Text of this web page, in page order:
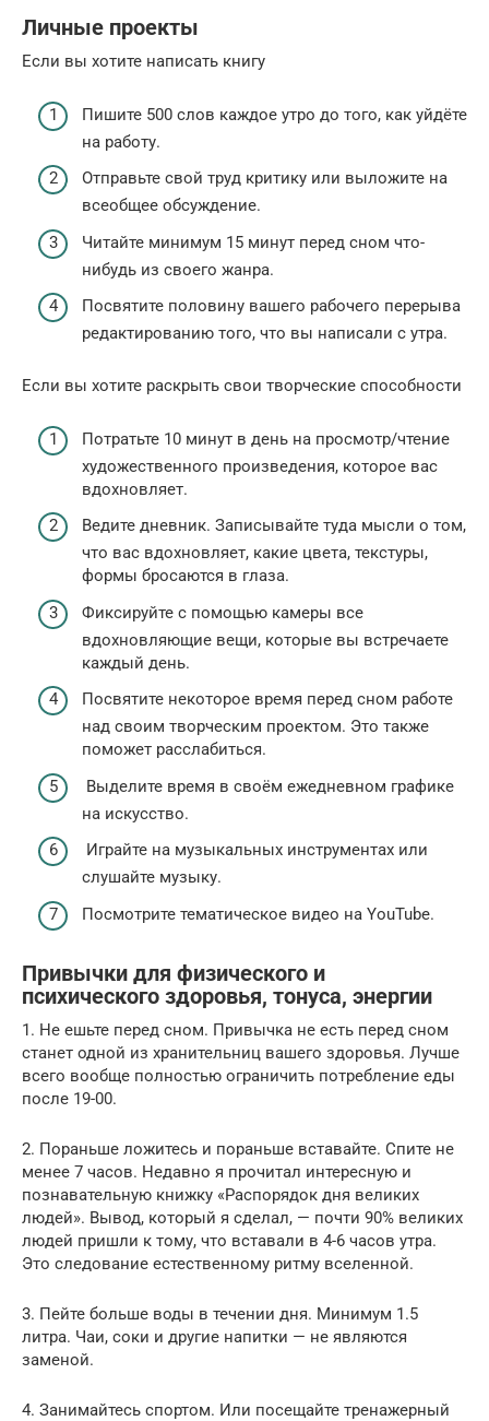
Личные проекты
Если вы хотите написать книгу
Пишите 500 слов каждое утро до того, как уйдёте
на работу.
Отправьте свой труд критику или выложите на
всеобщее обсуждение.
Читайте минимум 15 минут перед сном что-
нибудь из своего жанра.
Посвятите половину вашего рабочего перерыва
редактированию того, что вы написали с утра.
Если вы хотите раскрыть свои творческие способности
Потратьте 10 минут в день на просмотр/чтение
художественного произведения, которое вас
вдохновляет.
Ведите дневник. Записывайте туда мысли о том,
что вас вдохновляет, какие цвета, текстуры,
формы бросаются в глаза.
Фиксируйте с помощью камеры все
вдохновляющие вещи, которые вы встречаете
каждый день.
Посвятите некоторое время перед сном работе
над своим творческим проектом. Это также
поможет расслабиться.
Выделите время в своём ежедневном графике
на искусство.
Играйте на музыкальных инструментах или
слушайте музыку.
Посмотрите тематическое видео на YouTube.
Привычки для физического и
психического здоровья, тонуса, энергии
1. Не ешьте перед сном. Привычка не есть перед сном
станет одной из хранительниц вашего здоровья. Лучше
всего вообще полностью ограничить потребление еды
после 19-00.
2. Пораньше ложитесь и пораньше вставайте. Спите не
менее 7 часов. Недавно я прочитал интересную и
познавательную книжку «Распорядок дня великих
людей». Вывод, который я сделал, — почти 90% великих
людей пришли к тому, что вставали в 4-6 часов утра.
Это следование естественному ритму вселенной.
3. Пейте больше воды в течении дня. Минимум 1.5
литра. Чаи, соки и другие напитки — не являются
заменой.
4. Занимайтесь спортом. Или посещайте тренажерный